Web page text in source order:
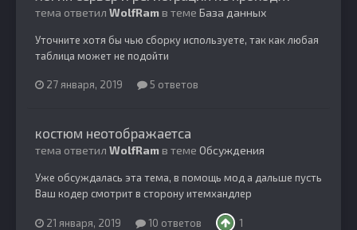
тема ответил WolfRam в теме База данных
Уточните хотя бы чью сборку используете, так как любая
таблица может не подойти
27 января, 2019 5 ответов
костюм неотображаетса
тема ответил WolfRam в теме Обсуждения
Уже обсуждалась эта тема, в помощь мод а дальше пусть
Ваш кодер смотрит в сторону итемхандлер
21 января, 2019 10 ответов 1